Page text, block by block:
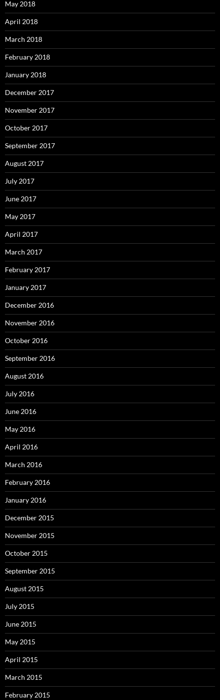
May 2018
April 2018
March 2018
February 2018
January 2018
December 2017
November 2017
October 2017
September 2017
August 2017
July 2017
June 2017
May 2017
April 2017
March 2017
February 2017
January 2017
December 2016
November 2016
October 2016
September 2016
August 2016
July 2016
June 2016
May 2016
April 2016
March 2016
February 2016
January 2016
December 2015
November 2015
October 2015
September 2015
August 2015
July 2015
June 2015
May 2015
April 2015
March 2015
February 2015